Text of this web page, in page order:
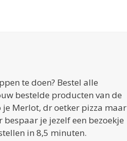
te doen? Bestel alle
bestelde producten van de
je Merlot, dr oetker pizza maar
je jezelf een bezoekje
in 8,5 minuten.